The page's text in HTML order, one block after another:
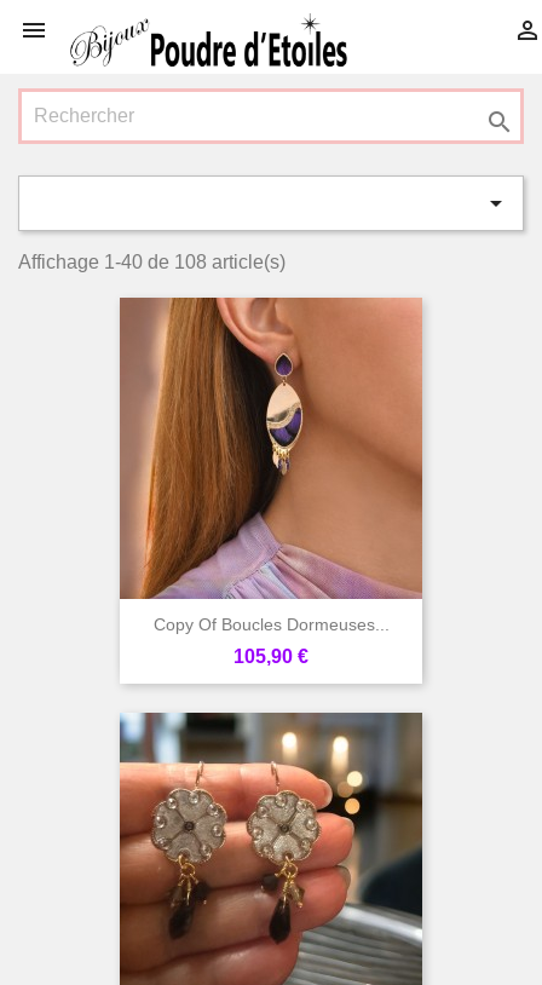
 


Affichage 1-40 de 108 article(s)
Copy Of Boucles Dormeuses...
Prix
105,90 €